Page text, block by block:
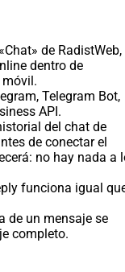
de RadistWeb,
dentro de
móvil.
Telegram Bot,
API.
del chat de
de conectar el
no hay nada a
funciona igual
de un mensaje se
completo.